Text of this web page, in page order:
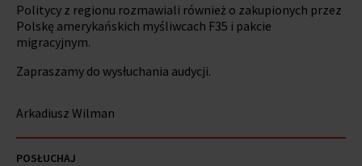
Politycy z regionu rozmawiali również o zakupionych przez
Polskę amerykańskich myśliwcach F35 i pakcie
migracyjnym.
Zapraszamy do wysłuchania audycji.
Arkadiusz Wilman
POSŁUCHAJ